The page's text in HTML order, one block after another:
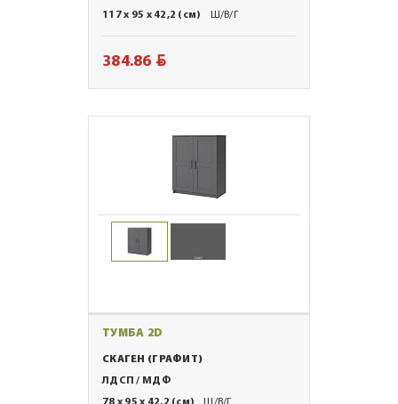
117 x 95 x 42,2 (см)
Ш/В/Г
384.86 BYN
ТУМБА 2D
СКАГЕН (ГРАФИТ)
ЛДСП / МДФ